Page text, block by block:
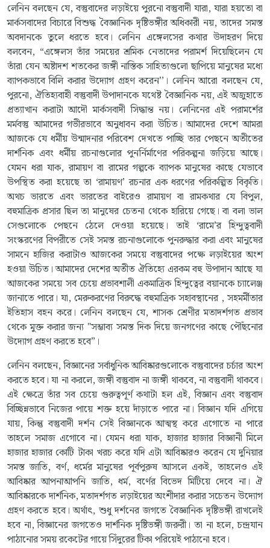
লেনিন বলছেন যে, বস্তুবাদের লড়াইয়ে পুরনো বস্তুবাদী যারা, যারা হয়তো বা
মার্কসবাদের বিচারে বিশুদ্ধ বৈজ্ঞানিক দৃষ্টিভঙ্গীর অধিকারী নয়, তাদের সমস্ত
অবদানকে তুলে ধরতে হবে। লেনিন এঙ্গেলসের কথার উদাহরণ দিয়ে
বলবেন, “এঙ্গেলস তাঁর সময়ের শ্রমিক নেতাদের পরামর্শ দিয়েছিলেন যে
তাঁরা যেন অষ্টাদশ শতকের জঙ্গী নাস্তিক সাহিত্যগুলো ছাপিয়ে মানুষের মধ্যে
ব্যাপকভাবে বিলি করার উদ্যোগ গ্রহণ করেন’’। লেনিন আরো বলছেন যে,
পুরনো, ঐতিহ্যবাহী বস্তুবাদী উপাদানকে যথেষ্ট বৈজ্ঞানিক নয়, এই অজুহাতে
প্রত্যাখান করাটা আদৌ মার্কসবাদী সিদ্ধান্ত নয়। লেনিনের এই পরামর্শের
মর্মবস্তু আমাদের গভীরভাবে অনুধাবন করা উচিত। আমাদের দেশে আমরা
আজকে যে ধর্মীয় উন্মাদনার পরিবেশ দেখতে পাচ্ছি তার পেছনে অতীতের
দার্শনিক এবং ধর্মীয় রচনাগুলোর পুনর্নির্মাণের পরিকল্পনা জড়িয়ে আছে।
যেমন ধরা যাক, রামায়ণ বা রামের গল্পকে ব্যাপক মানুষের কাছে যেভাবে
উপস্থিত করা হয়েছে তা ‘রামায়ণ’ রচনার এক ধরণের পরিকল্পিত বিকৃতি।
অথচ ভারতে এবং ভারতের বাইরেও রামায়ণ বা রামকথার যে বিপুল,
বহুমাত্রিক প্রসার ছিল তা মানুষের চেতনা থেকে হারিয়ে গেছে। বা বলা ভাল
সেগুলোকে পেছনে ঠেলে দেওয়া হয়েছে। তাই ‘রামে’র হিন্দুত্ববাদী
সংস্করণের বিপরীতে সেই সমস্ত রচনাগুলোকে পুনরুদ্ধার করা এবং মানুষের
সামনে হাজির করাটাও আজকের সময়ে বস্তুবাদের পক্ষে লড়াইয়ের অংশ
হওয়া উচিত। আমাদের দেশের অতীত ঐতিহ্যে এরকম বহু উপাদান আছে যা
আজকের সময়ে সব চেয়ে প্রভাবশালী একমাত্রিক হিন্দুত্বের বয়ানকে চ্যালেঞ্জ
জানাতে পারে। যা, মেরুকরণের বিরুদ্ধে বহুমাত্রিক সহাবস্থানের , সহমর্মীতার
ইতিহাস বহন করে। লেনিন বলছেন যে, শাসক শ্রেণীর মতাদর্শগত প্রভাব
থেকে মুক্ত করার জন্য "সম্ভাব্য সমস্ত দিক দিয়ে জনগণের কাছে পৌঁছনোর
উদ্যোগ গ্রহণ করতে হবে”।
লেনিন বলছেন, বিজ্ঞানের সর্বাধুনিক আবিষ্কারগুলোকে বস্তুবাদের চর্চার অংশ
করতে হবে। যা না করলে, জঙ্গী বস্তুবাদ না জঙ্গী থাকবে, না বস্তুবাদী থাকবে।
এই ক্ষেত্রে তাঁর সব চেয়ে গুরুত্বপূর্ণ কথাটা হল এই, বিজ্ঞান এবং বস্তুবাদ
বিচ্ছিন্নভাবে নিজের পায়ে শক্ত হয়ে দাঁড়াতে পারে না। বিজ্ঞান যদি এগিয়ে
যায়, কিন্তু বস্তুবাদী দর্শন সেই বিজ্ঞানকে আত্মস্থ করে এগোতে না পারে
তাহলে সমাজ এগোবে না। যেমন ধরা যাক, হাজার হাজার বিজ্ঞানী মিলে
হাজার হাজার কোটি টাকা খরচ করে যদি এটা আবিষ্কারও করেন যে দুনিয়ার
সমস্ত জাতি, বর্ণ, ধর্মের মানুষের পূর্বপুরুষ আসলে একই, তাহলেও এই
আবিষ্কার আপনাআপনি জাতি, ধর্ম, বর্ণের বিভেদ মিটিয়ে দেবে না। ঐ
আবিষ্কারকে দার্শনিক, মতাদর্শগত লড়াইয়ের অংশীদার করার সচেতন উদ্যোগ
গ্রহণ করতে হবে। অর্থাৎ, শুধু দর্শনের জগতে বৈজ্ঞানিক দৃষ্টিভঙ্গী রাখলেই
হবে না, বিজ্ঞানের জগতেও দার্শনিক দৃষ্টিভঙ্গী জরুরী। তা না হলে, চন্দ্রযান
পাঠানোর সময় রকেটের গায়ে সিঁদুরের টিকা পরিয়েই পাঠানো হবে।